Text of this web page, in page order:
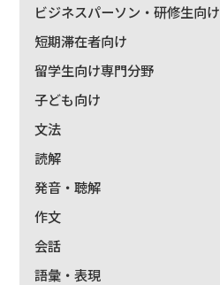
ビジネスパーソン・研修生向け
短期滞在者向け
留学生向け専門分野
子ども向け
文法
読解
発音・聴解
作文
会話
語彙・表現